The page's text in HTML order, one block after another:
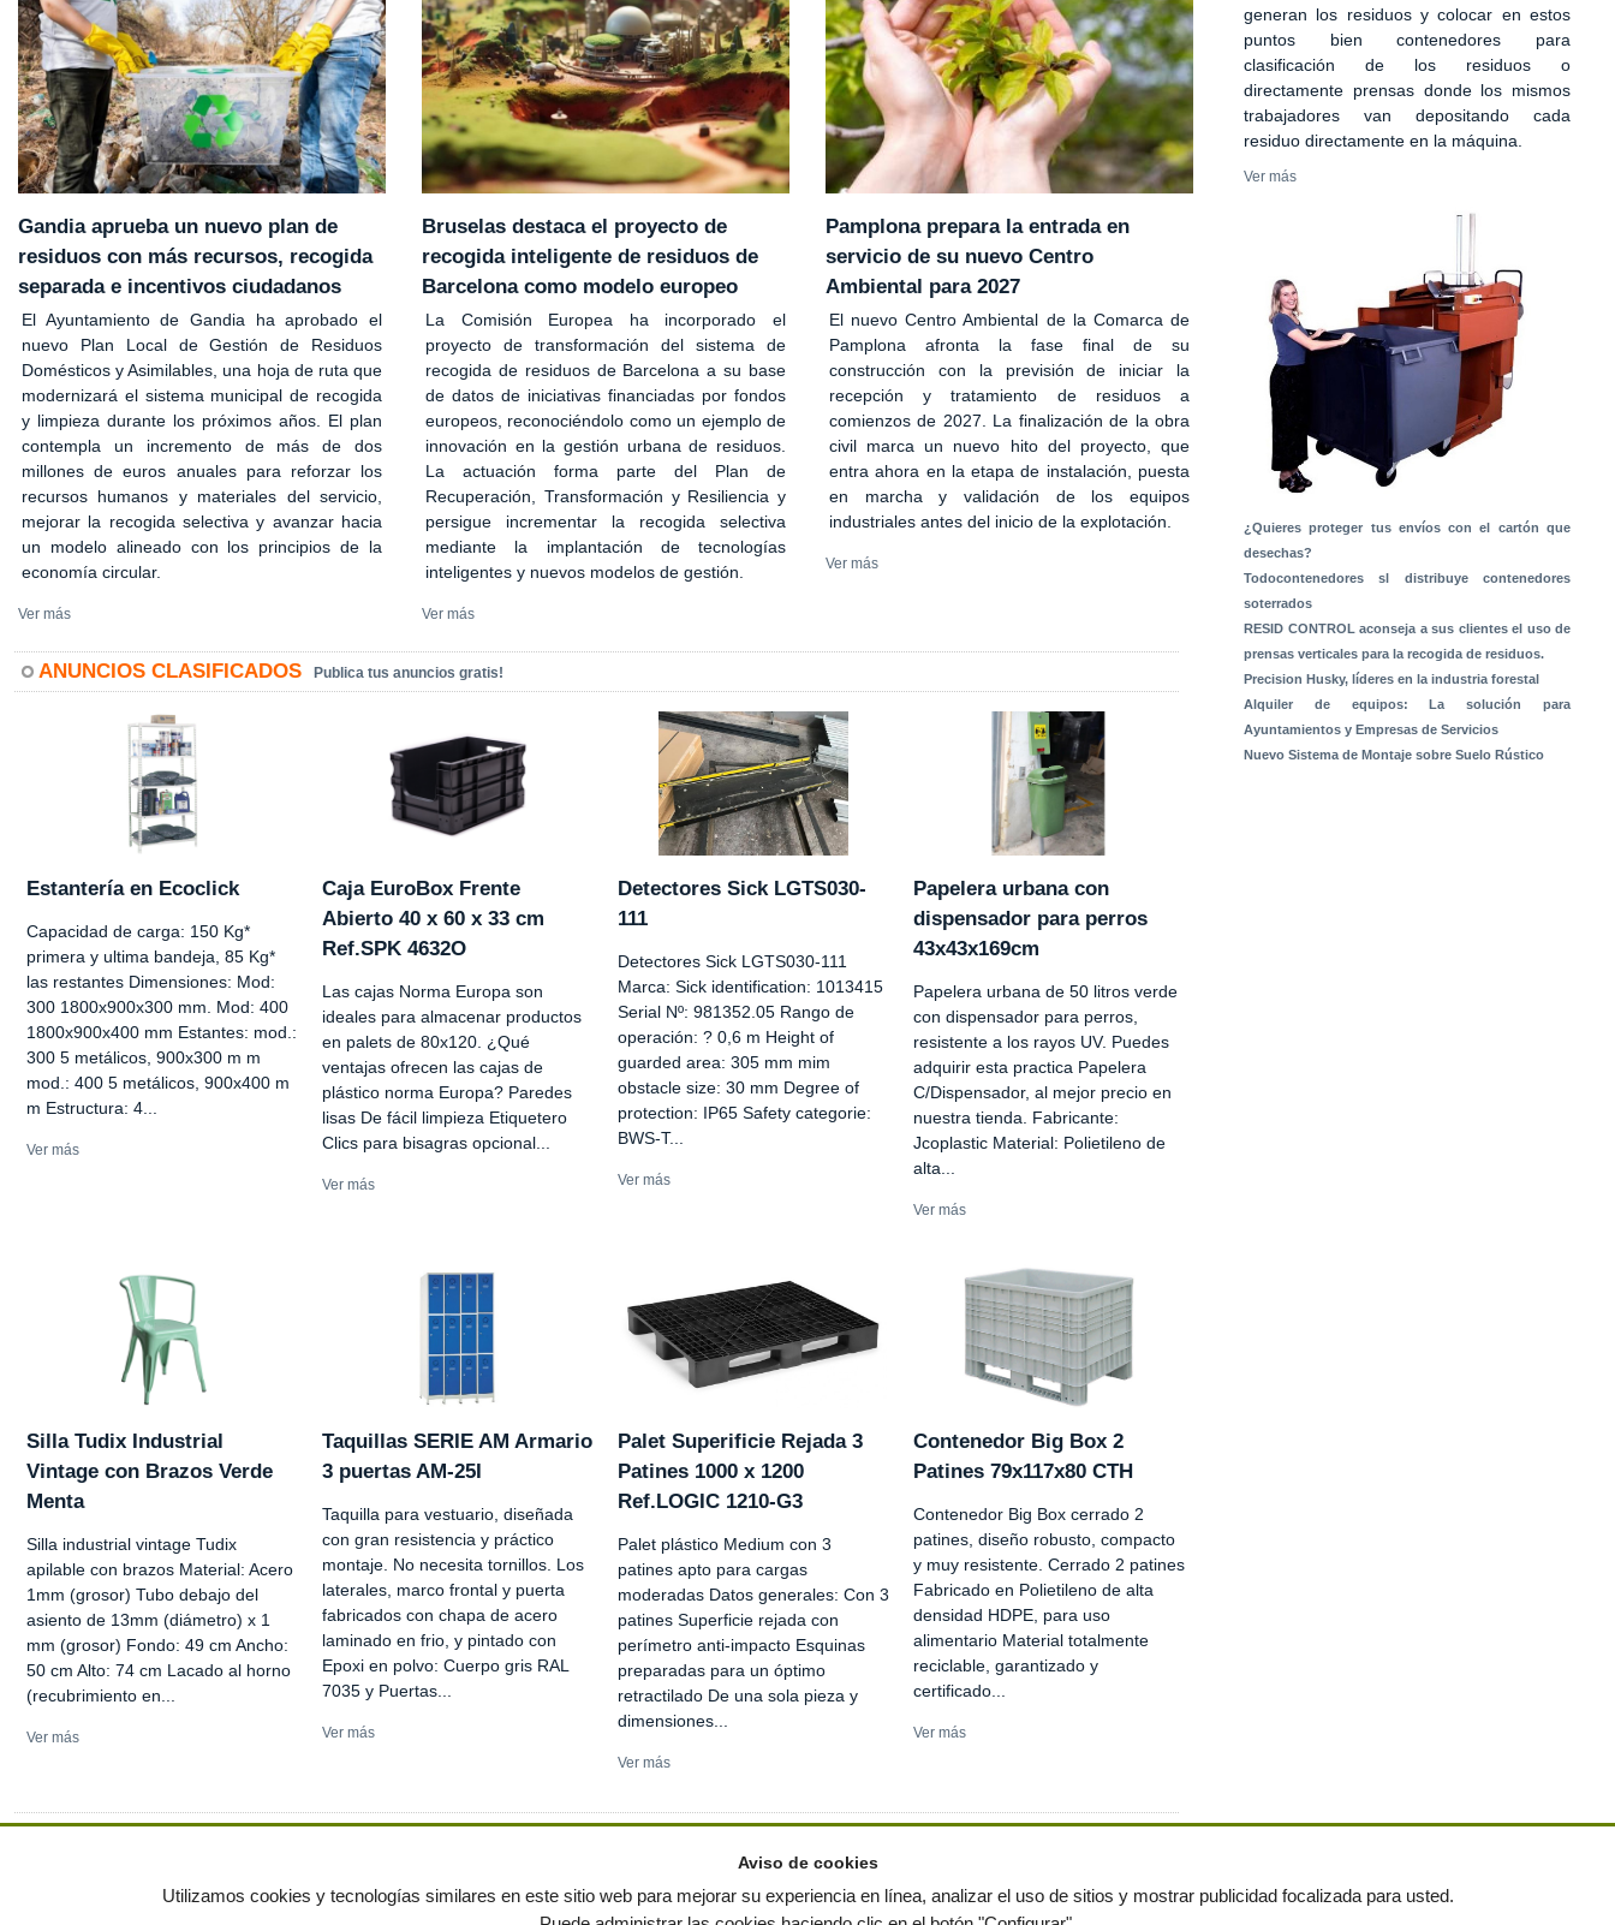
Gandia aprueba un nuevo plan de
residuos con más recursos, recogida
separada e incentivos ciudadanos
El Ayuntamiento de Gandia ha aprobado el
nuevo Plan Local de Gestión de Residuos
Domésticos y Asimilables, una hoja de ruta que
modernizará el sistema municipal de recogida
y limpieza durante los próximos años. El plan
contempla un incremento de más de dos
millones de euros anuales para reforzar los
recursos humanos y materiales del servicio,
mejorar la recogida selectiva y avanzar hacia
un modelo alineado con los principios de la
economía circular.
Ver más
Bruselas destaca el proyecto de
recogida inteligente de residuos de
Barcelona como modelo europeo
La Comisión Europea ha incorporado el
proyecto de transformación del sistema de
recogida de residuos de Barcelona a su base
de datos de iniciativas financiadas por fondos
europeos, reconociéndolo como un ejemplo de
innovación en la gestión urbana de residuos.
La actuación forma parte del Plan de
Recuperación, Transformación y Resiliencia y
persigue incrementar la recogida selectiva
mediante la implantación de tecnologías
inteligentes y nuevos modelos de gestión.
Ver más
Pamplona prepara la entrada en
servicio de su nuevo Centro
Ambiental para 2027
El nuevo Centro Ambiental de la Comarca de
Pamplona afronta la fase final de su
construcción con la previsión de iniciar la
recepción y tratamiento de residuos a
comienzos de 2027. La finalización de la obra
civil marca un nuevo hito del proyecto, que
entra ahora en la etapa de instalación, puesta
en marcha y validación de los equipos
industriales antes del inicio de la explotación.
Ver más
ANUNCIOS CLASIFICADOS Publica tus anuncios gratis!
Estantería en Ecoclick
Capacidad de carga: 150 Kg*
primera y ultima bandeja, 85 Kg*
las restantes Dimensiones: Mod:
300 1800x900x300 mm. Mod: 400
1800x900x400 mm Estantes: mod.:
300 5 metálicos, 900x300 m m
mod.: 400 5 metálicos, 900x400 m
m Estructura: 4...
Ver más
Caja EuroBox Frente
Abierto 40 x 60 x 33 cm
Ref.SPK 4632O
Las cajas Norma Europa son
ideales para almacenar productos
en palets de 80x120. ¿Qué
ventajas ofrecen las cajas de
plástico norma Europa? Paredes
lisas De fácil limpieza Etiquetero
Clics para bisagras opcional...
Ver más
Detectores Sick LGTS030-
111
Detectores Sick LGTS030-111
Marca: Sick identification: 1013415
Serial Nº: 981352.05 Rango de
operación: ? 0,6 m Height of
guarded area: 305 mm mim
obstacle size: 30 mm Degree of
protection: IP65 Safety categorie:
BWS-T...
Ver más
Papelera urbana con
dispensador para perros
43x43x169cm
Papelera urbana de 50 litros verde
con dispensador para perros,
resistente a los rayos UV. Puedes
adquirir esta practica Papelera
C/Dispensador, al mejor precio en
nuestra tienda. Fabricante:
Jcoplastic Material: Polietileno de
alta...
Ver más
Silla Tudix Industrial
Vintage con Brazos Verde
Menta
Silla industrial vintage Tudix
apilable con brazos Material: Acero
1mm (grosor) Tubo debajo del
asiento de 13mm (diámetro) x 1
mm (grosor) Fondo: 49 cm Ancho:
50 cm Alto: 74 cm Lacado al horno
(recubrimiento en...
Ver más
Taquillas SERIE AM Armario
3 puertas AM-25I
Taquilla para vestuario, diseñada
con gran resistencia y práctico
montaje. No necesita tornillos. Los
laterales, marco frontal y puerta
fabricados con chapa de acero
laminado en frio, y pintado con
Epoxi en polvo: Cuerpo gris RAL
7035 y Puertas...
Ver más
Palet Superificie Rejada 3
Patines 1000 x 1200
Ref.LOGIC 1210-G3
Palet plástico Medium con 3
patines apto para cargas
moderadas Datos generales: Con 3
patines Superficie rejada con
perímetro anti-impacto Esquinas
preparadas para un óptimo
retractilado De una sola pieza y
dimensiones...
Ver más
Contenedor Big Box 2
Patines 79x117x80 CTH
Contenedor Big Box cerrado 2
patines, diseño robusto, compacto
y muy resistente. Cerrado 2 patines
Fabricado en Polietileno de alta
densidad HDPE, para uso
alimentario Material totalmente
reciclable, garantizado y
certificado...
Ver más
generan los residuos y colocar en estos
puntos bien contenedores para
clasificación de los residuos o
directamente prensas donde los mismos
trabajadores van depositando cada
residuo directamente en la máquina.
Ver más
¿Quieres proteger tus envíos con el cartón que
desechas?
Todocontenedores sl distribuye contenedores
soterrados
RESID CONTROL aconseja a sus clientes el uso de
prensas verticales para la recogida de residuos.
Precision Husky, líderes en la industria forestal
Alquiler de equipos: La solución para
Ayuntamientos y Empresas de Servicios
Nuevo Sistema de Montaje sobre Suelo Rústico
Aviso de cookies
Utilizamos cookies y tecnologías similares en este sitio web para mejorar su experiencia en línea, analizar el uso de sitios y mostrar publicidad focalizada para usted.